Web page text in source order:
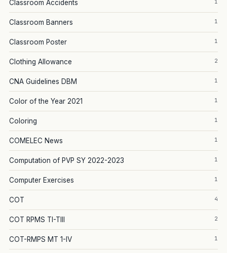
Classroom Accidents 1
Classroom Banners 1
Classroom Poster 1
Clothing Allowance 2
CNA Guidelines DBM 1
Color of the Year 2021 1
Coloring 1
COMELEC News 1
Computation of PVP SY 2022-2023 1
Computer Exercises 1
COT 4
COT RPMS TI-TIII 2
COT-RMPS MT 1-IV 1